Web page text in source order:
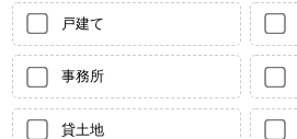
戸建て
事務所
貸土地